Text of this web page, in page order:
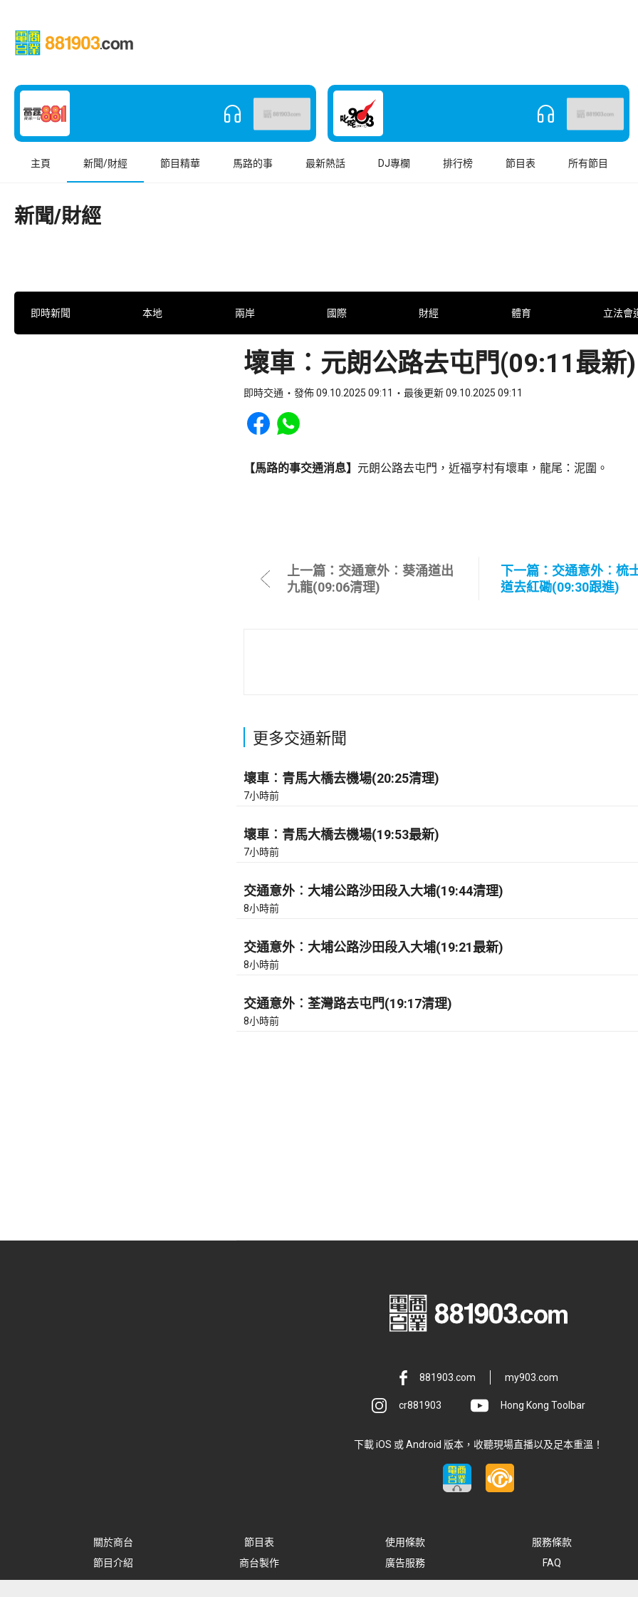
主頁 新聞/財經 節目精華 馬路的事 最新熱話 DJ專欄 排行榜 節目表 所有節目
新聞/財經
即時新聞 本地 兩岸 國際 財經 體育 立法會
壞車︰元朗公路去屯門(09:11最新)
即時交通 發佈 09.10.2025 09:11 最後更新 09.10.2025 09:11
Share to Facebook
Share to WhatsApp
【馬路的事交通消息】 元朗公路去屯門，近福亨村有壞車，龍尾：泥圍。
上一篇：交通意外︰葵涌道出
九龍(09:06清理)
下一篇：交通意外︰梳
道去紅磡(09:30跟進)
更多交通新聞
壞車︰青馬大橋去機場(20:25清理)
7小時前
壞車︰青馬大橋去機場(19:53最新)
7小時前
交通意外︰大埔公路沙田段入大埔(19:44清理)
8小時前
交通意外︰大埔公路沙田段入大埔(19:21最新)
8小時前
交通意外︰荃灣路去屯門(19:17清理)
8小時前
881903.com my903.com
cr881903 Hong Kong Toolbar
下載 iOS 或 Android 版本，收聽現場直播以及足本重溫！
關於商台 節目表 使用條款
服務條款
節目介紹
商台製作 廣告服務 FAQ